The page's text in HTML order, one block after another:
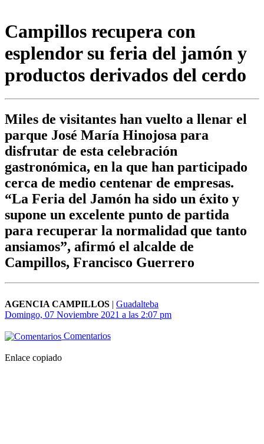
Campillos recupera con
esplendor su feria del jamón y
productos derivados del cerdo
Miles de visitantes han vuelto a llenar el
parque José María Hinojosa para
disfrutar de esta celebración
gastronómica, en la que han participado
cerca de medio centenar de empresas.
“La Feria del Jamón ha sido un éxito y
supone un excelente punto de partida
para recuperar la normalidad que tanto
ansiamos”, afirmó el alcalde de
Campillos, Francisco Guerrero
AGENCIA CAMPILLOS | Guadalteba
Domingo, 07 Noviembre 2021 a las 2:07 pm
Comentarios
Enlace copiado